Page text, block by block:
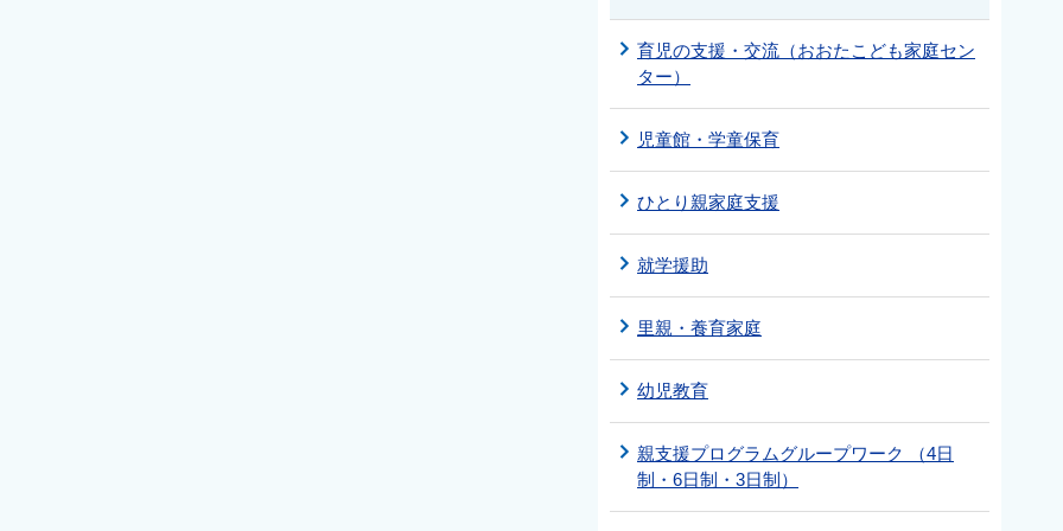
育児の支援・交流（おおたこども家庭セン
ター）
児童館・学童保育
ひとり親家庭支援
就学援助
里親・養育家庭
幼児教育
親支援プログラムグループワーク （4日
制・6日制・3日制）